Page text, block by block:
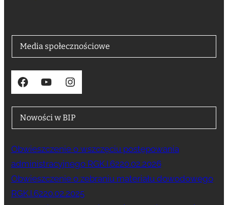
Media społecznościowe
Facebook YouTube Instagram
Nowości w BIP
Obwieszczenie o wszczęciu postępowania
administracyjnego RGK.I.6220.02.2026
Obwieszczenie o zebraniu materiału dowodowego
RGK.I.6220.02.2025